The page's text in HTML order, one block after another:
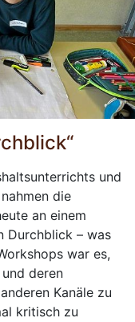
und
die
an einem
Durchblick – was
war es,
deren
Kanäle zu
kritisch zu